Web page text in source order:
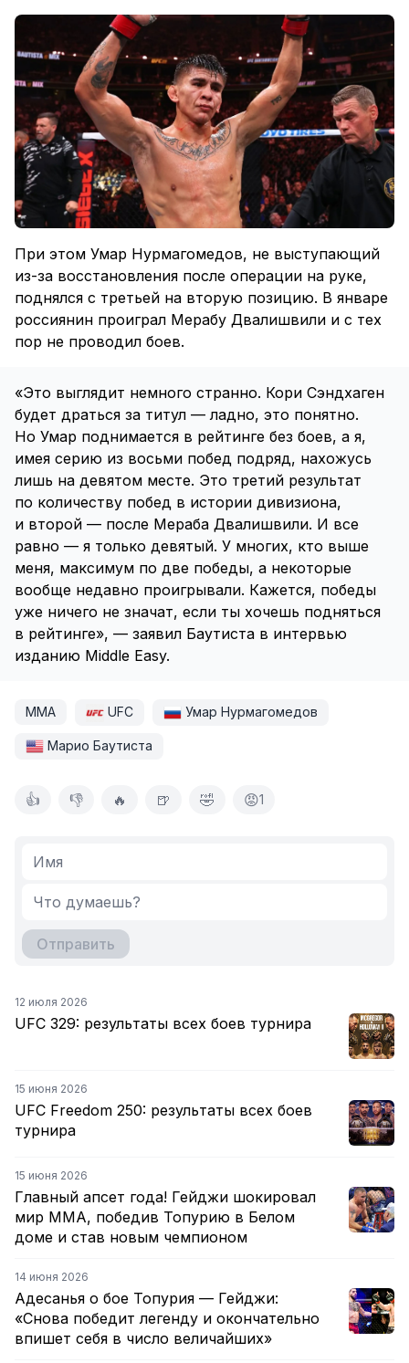
При этом Умар Нурмагомедов, не выступающий
из-за восстановления после операции на руке,
поднялся с третьей на вторую позицию. В январе
россиянин проиграл Мерабу Двалишвили и с тех
пор не проводил боев.
«Это выглядит немного странно. Кори Сэндхаген
будет драться за титул — ладно, это понятно.
Но Умар поднимается в рейтинге без боев, а я,
имея серию из восьми побед подряд, нахожусь
лишь на девятом месте. Это третий результат
по количеству побед в истории дивизиона,
и второй — после Мераба Двалишвили. И все
равно — я только девятый. У многих, кто выше
меня, максимум по две победы, а некоторые
вообще недавно проигрывали. Кажется, победы
уже ничего не значат, если ты хочешь подняться
в рейтинге», — заявил Баутиста в интервью
изданию Middle Easy.
ММА UFC Умар Нурмагомедов
Марио Баутиста
👍 👎 🔥 🍺 🤣 😡1
Отправить
12 июля 2026
UFC 329: результаты всех боев турнира
15 июня 2026
UFC Freedom 250: результаты всех боев
турнира
15 июня 2026
Главный апсет года! Гейджи шокировал
мир ММА, победив Топурию в Белом
доме и став новым чемпионом
14 июня 2026
Адесанья о бое Топурия — Гейджи:
«Снова победит легенду и окончательно
впишет себя в число величайших»